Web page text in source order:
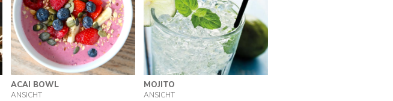
ACAI BOWL
ANSICHT
MOJITO
ANSICHT